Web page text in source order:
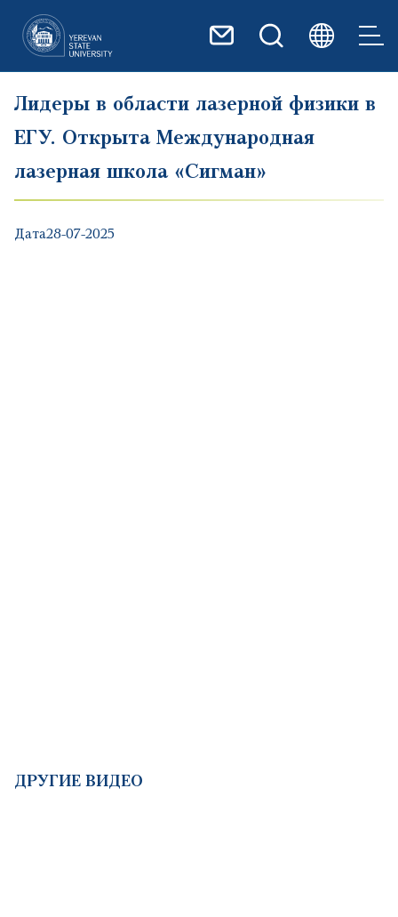
Лидеры в области лазерной физики в
ЕГУ. Открыта Международная
лазерная школа «Сигман»
Дата28-07-2025
ДРУГИЕ ВИДЕО